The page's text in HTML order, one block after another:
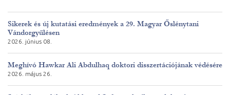
Sikerek és új kutatási eredmények a 29. Magyar Őslénytani
Vándorgyűlésen
2026. június 08.
Meghívó Hawkar Ali Abdulhaq doktori disszertációjának védésére
2026. május 26.